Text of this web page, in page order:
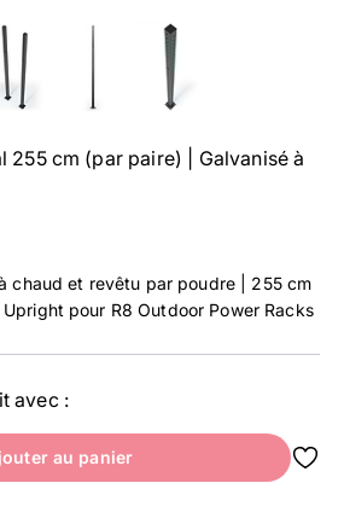
255 cm (par paire) | Galvanisé à
chaud et revêtu par poudre | 255 cm
pour R8 Outdoor Power Racks
avec :
au panier